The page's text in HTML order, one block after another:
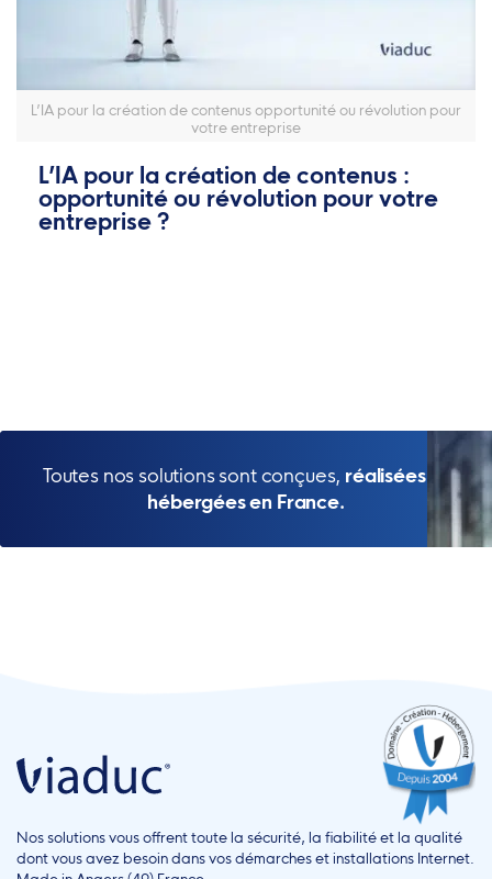
L’IA pour la création de contenus opportunité ou révolution pour
votre entreprise
L’IA pour la création de contenus :
opportunité ou révolution pour votre
entreprise ?
Toutes nos solutions sont conçues, réalisées et
hébergées en France.
Nos solutions vous offrent toute la sécurité, la fiabilité et la qualité
dont vous avez besoin dans vos démarches et installations Internet.